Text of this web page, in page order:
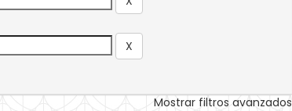
Mostrar filtros avanzados